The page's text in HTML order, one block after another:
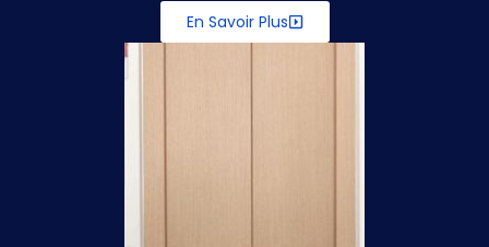
En Savoir Plus